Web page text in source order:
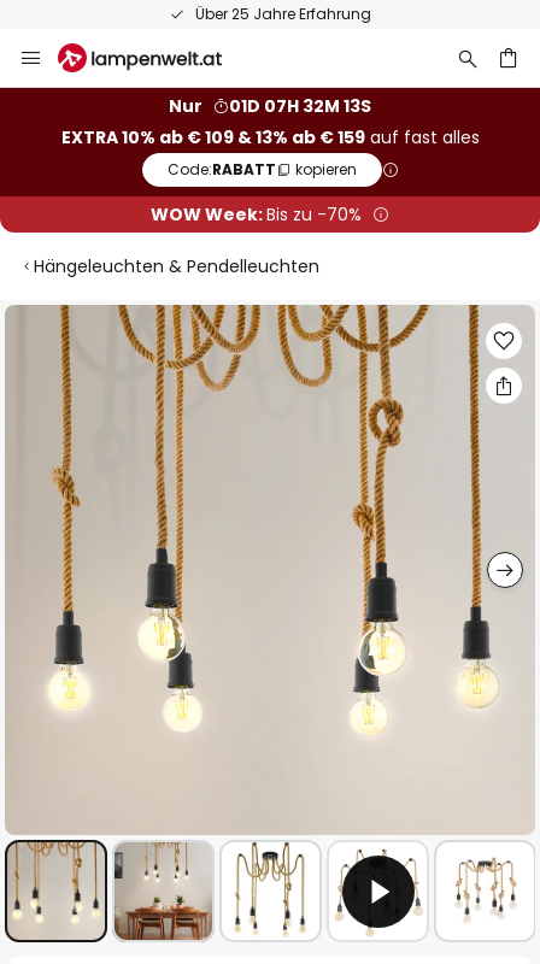
Über 25 Jahre Erfahrung
Inhalt
Nur
01D 07H 32M 12S
EXTRA 10% ab € 109 & 13% ab € 159auf fast alles
Code:RABATT kopieren
WOW Week:Bis zu -70%
Hängeleuchten & Pendelleuchten
Zum
Bildgalerie
springen